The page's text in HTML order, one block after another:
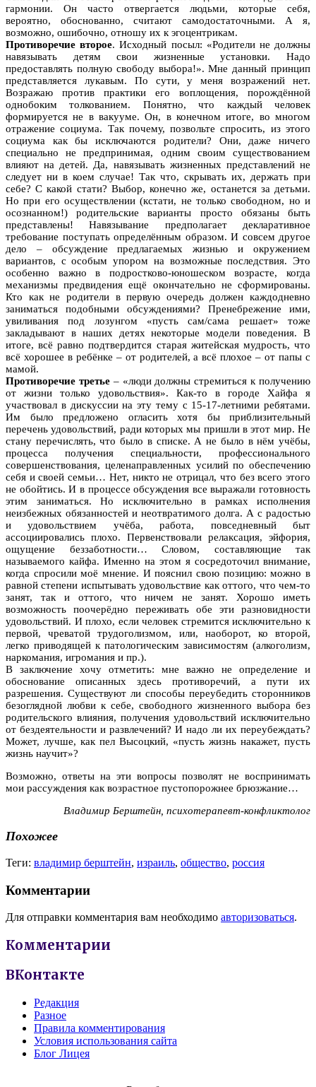
гармонии. Он часто отвергается людьми, которые себя,
вероятно, обоснованно, считают самодостаточными. А я,
возможно, ошибочно, отношу их к эгоцентрикам.
Противоречие второе. Исходный посыл: «Родители не должны
навязывать детям свои жизненные установки. Надо
предоставлять полную свободу выбора!». Мне данный принцип
представляется лукавым. По сути, у меня возражений нет.
Возражаю против практики его воплощения, порождённой
однобоким толкованием. Понятно, что каждый человек
формируется не в вакууме. Он, в конечном итоге, во многом
отражение социума. Так почему, позвольте спросить, из этого
социума как бы исключаются родители? Они, даже ничего
специально не предпринимая, одним своим существованием
влияют на детей. Да, навязывать жизненных представлений не
следует ни в коем случае! Так что, скрывать их, держать при
себе? С какой стати? Выбор, конечно же, останется за детьми.
Но при его осуществлении (кстати, не только свободном, но и
осознанном!) родительские варианты просто обязаны быть
представлены! Навязывание предполагает декларативное
требование поступать определённым образом. И совсем другое
дело – обсуждение предлагаемых жизнью и окружением
вариантов, с особым упором на возможные последствия. Это
особенно важно в подростково-юношеском возрасте, когда
механизмы предвидения ещё окончательно не сформированы.
Кто как не родители в первую очередь должен каждодневно
заниматься подобными обсуждениями? Пренебрежение ими,
увиливания под лозунгом «пусть сам/сама решает» тоже
закладывают в наших детях некоторые модели поведения. В
итоге, всё равно подтвердится старая житейская мудрость, что
всё хорошее в ребёнке – от родителей, а всё плохое – от папы с
мамой.
Противоречие третье– «люди должны стремиться к получению
от жизни только удовольствия». Как-то в городе Хайфа я
участвовал в дискуссии на эту тему с 15-17-летними ребятами.
Им было предложено огласить хотя бы приблизительный
перечень удовольствий, ради которых мы пришли в этот мир. Не
стану перечислять, что было в списке. А не было в нём учёбы,
процесса получения специальности, профессионального
совершенствования, целенаправленных усилий по обеспечению
себя и своей семьи… Нет, никто не отрицал, что без всего этого
не обойтись. И в процессе обсуждения все выражали готовность
этим заниматься. Но исключительно в рамках исполнения
неизбежных обязанностей и неотвратимого долга. А с радостью
и удовольствием учёба, работа, повседневный быт
ассоциировались плохо. Первенствовали релаксация, эйфория,
ощущение беззаботности… Словом, составляющие так
называемого кайфа. Именно на этом я сосредоточил внимание,
когда спросили моё мнение. И пояснил свою позицию: можно в
равной степени испытывать удовольствие как оттого, что чем-то
занят, так и оттого, что ничем не занят. Хорошо иметь
возможность поочерёдно переживать обе эти разновидности
удовольствий. И плохо, если человек стремится исключительно к
первой, чреватой трудоголизмом, или, наоборот, ко второй,
легко приводящей к патологическим зависимостям (алкоголизм,
наркомания, игромания и пр.).
В заключение хочу отметить: мне важно не определение и
обоснование описанных здесь противоречий, а пути их
разрешения. Существуют ли способы переубедить сторонников
безоглядной любви к себе, свободного жизненного выбора без
родительского влияния, получения удовольствий исключительно
от бездеятельности и развлечений? И надо ли их переубеждать?
Может, лучше, как пел Высоцкий, «пусть жизнь накажет, пусть
жизнь научит»?
Возможно, ответы на эти вопросы позволят не воспринимать
мои рассуждения как возрастное пустопорожнее брюзжание…
Владимир Берштейн, психотерапевт-конфликтолог
Похожее
Теги: владимир берштейн, израиль, общество, россия
Комментарии
Для отправки комментария вам необходимо авторизоваться.
Комментарии
ВКонтакте
Редакция
Разное
Правила комментирования
Условия использования сайта
Блог Лицея